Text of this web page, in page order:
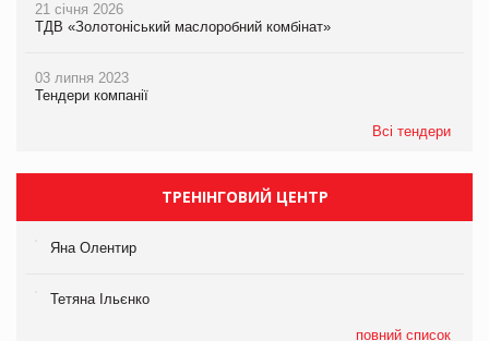
21 січня 2026
ТДВ «Золотоніський маслоробний комбінат»
03 липня 2023
Тендери компанії
Всі тендери
ТРЕНІНГОВИЙ ЦЕНТР
Яна Олентир
Тетяна Ільєнко
повний список